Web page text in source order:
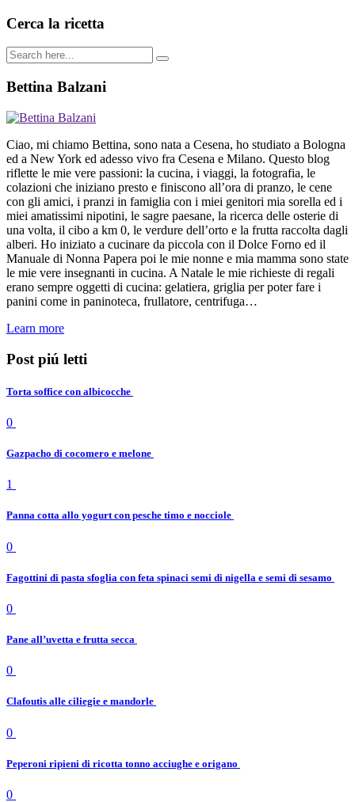
Cerca la ricetta
Bettina Balzani
Ciao, mi chiamo Bettina, sono nata a Cesena, ho studiato a Bologna
ed a New York ed adesso vivo fra Cesena e Milano. Questo blog
riflette le mie vere passioni: la cucina, i viaggi, la fotografia, le
colazioni che iniziano presto e finiscono all’ora di pranzo, le cene
con gli amici, i pranzi in famiglia con i miei genitori mia sorella ed i
miei amatissimi nipotini, le sagre paesane, la ricerca delle osterie di
una volta, il cibo a km 0, le verdure dell’orto e la frutta raccolta dagli
alberi. Ho iniziato a cucinare da piccola con il Dolce Forno ed il
Manuale di Nonna Papera poi le mie nonne e mia mamma sono state
le mie vere insegnanti in cucina. A Natale le mie richieste di regali
erano sempre oggetti di cucina: gelatiera, griglia per poter fare i
panini come in paninoteca, frullatore, centrifuga…
Learn more
Post piú letti
Torta soffice con albicocche
0
Gazpacho di cocomero e melone
1
Panna cotta allo yogurt con pesche timo e nocciole
0
Fagottini di pasta sfoglia con feta spinaci semi di nigella e semi di sesamo
0
Pane all’uvetta e frutta secca
0
Clafoutis alle ciliegie e mandorle
0
Peperoni ripieni di ricotta tonno acciughe e origano
0